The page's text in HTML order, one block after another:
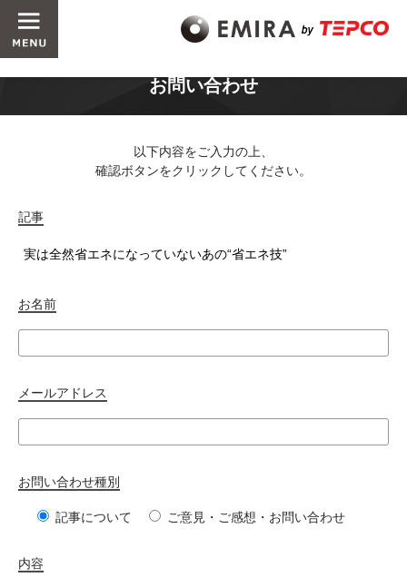
お問い合わせ
以下内容をご入力の上、
確認ボタンをクリックしてください。
記事
お名前
メールアドレス
お問い合わせ種別
記事について ご意見・ご感想・お問い合わせ
内容